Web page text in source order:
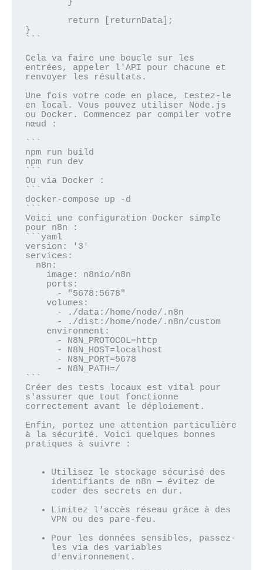
}
```
Cela va faire une boucle sur les
entrées, appeler l'API pour chacune et
renvoyer les résultats.
Une fois votre code en place, testez-le
en local. Vous pouvez utiliser Node.js
ou Docker. Commencez par compiler votre
nœud :
```
npm run build
npm run dev
```
Ou via Docker :
```
docker-compose up -d
```
Voici une configuration Docker simple
pour n8n :
```yaml
version: '3'
services:
    volumes:
```
Créer des tests locaux est vital pour
s'assurer que tout fonctionne
correctement avant le déploiement.
Enfin, portez une attention particulière
à la sécurité. Voici quelques bonnes
pratiques à suivre :
Utilisez le stockage sécurisé des
identifiants de n8n — évitez de
coder des secrets en dur.
Limitez l'accès réseau grâce à des
VPN ou des pare-feu.
Pour les données sensibles, passez-
les via des variables
d'environnement.